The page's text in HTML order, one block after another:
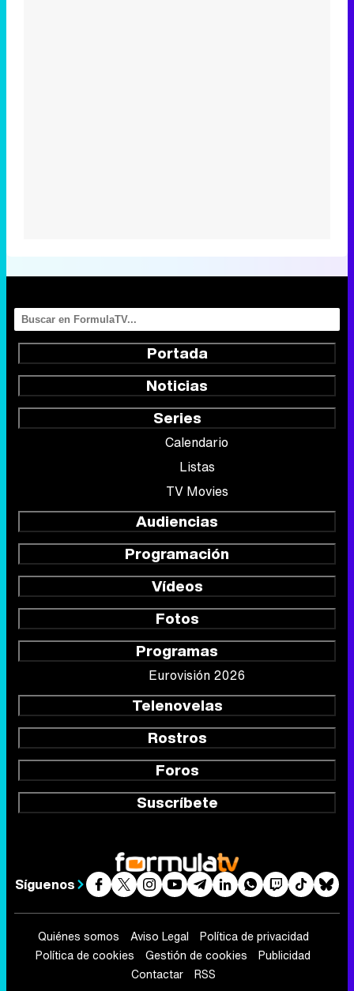
Portada
Noticias
Series
Calendario
Listas
TV Movies
Audiencias
Programación
Vídeos
Fotos
Programas
Eurovisión 2026
Telenovelas
Rostros
Foros
Suscríbete
Síguenos
Quiénes somos Aviso Legal
Política de privacidad
Política de cookies
Gestión de cookies
Publicidad
Contactar
RSS